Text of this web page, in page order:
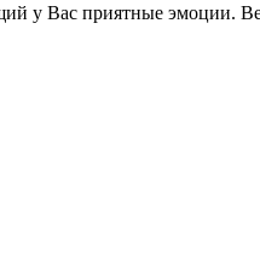
у Вас приятные эмоции.